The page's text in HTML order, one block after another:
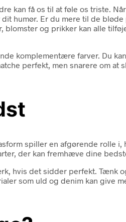
kan få os til at føle os triste.
humør. Er du mere til de bløde
blomster og prikker kan alle
komplementære farver. Du
perfekt, men snarere om at
spiller en afgørende rolle i,
der kan fremhæve dine
hvis det sidder perfekt. Tænk
som uld og denim kan give